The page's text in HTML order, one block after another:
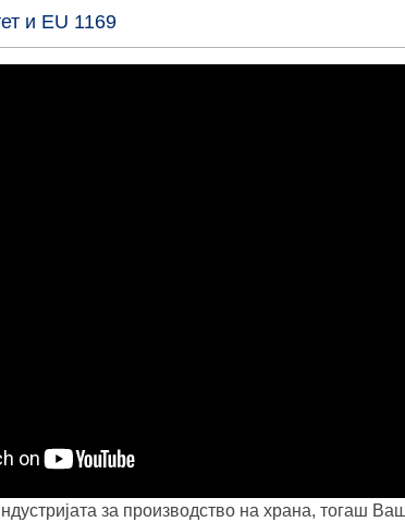
и EU 1169
за производство на храна, тогаш